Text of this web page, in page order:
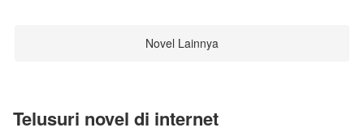
Novel Lainnya
Telusuri novel di internet